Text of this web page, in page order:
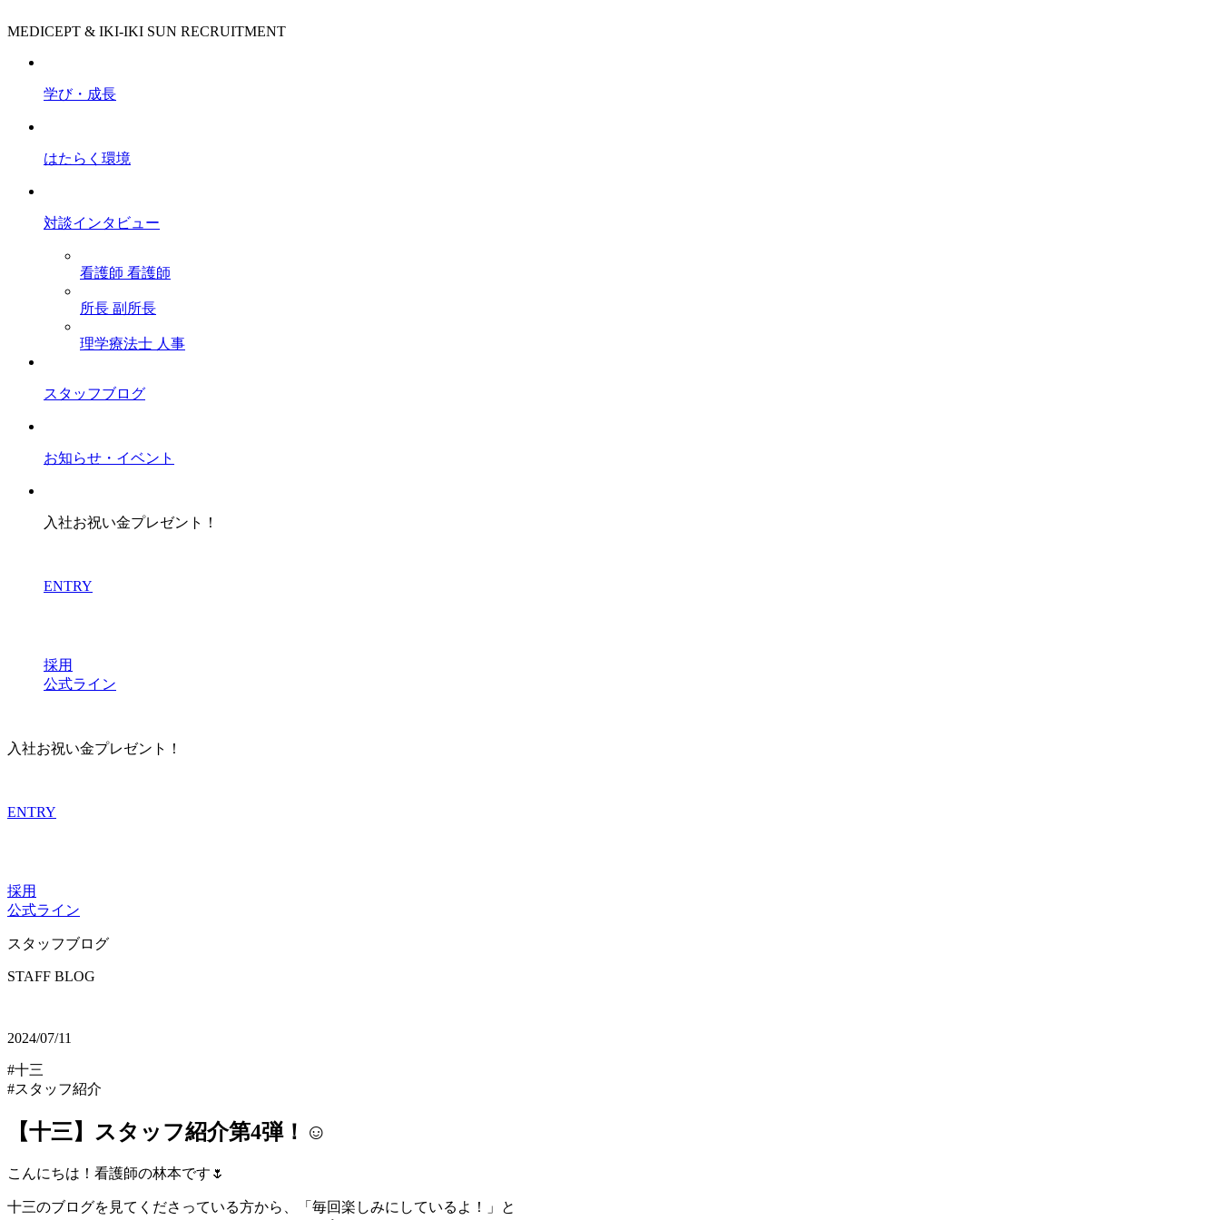
MEDICEPT & IKI-IKI SUN RECRUITMENT
学び・成長
はたらく環境
対談インタビュー
看護師 看護師
所長 副所長
理学療法士 人事
スタッフブログ
お知らせ・イベント
入社お祝い金プレゼント！
ENTRY
採用
公式ライン
入社お祝い金プレゼント！
ENTRY
採用
公式ライン
スタッフブログ
STAFF BLOG
2024/07/11
#十三
#スタッフ紹介
【十三】スタッフ紹介第4弾！☺️
こんにちは！看護師の林本です🌷
十三のブログを見てくださっている方から、「毎回楽しみにしているよ！」と